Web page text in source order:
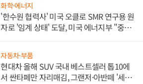
화학·에너지
'한수원 협력사' 미국 오클로 SMR 연구용 원
자로 '임계 상태' 도달, 미국 에너지부 "중요
자동차·부품
현대차 올해 SUV 국내 베스트셀러 톱10에
서 싼타페만 자리매김, 그랜저·아반떼 '세단